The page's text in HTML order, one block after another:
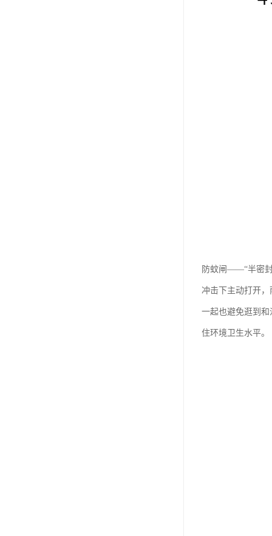
防蚊闸——“半密封
冲击下主动打开，
一起也避免逛到
住环境卫生水平。